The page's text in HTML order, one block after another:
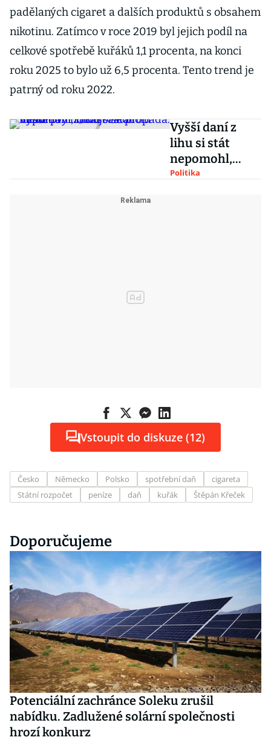
padělaných cigaret a dalších produktů s obsahem
nikotinu. Zatímco v roce 2019 byl jejich podíl na
celkové spotřebě kuřáků 1,1 procenta, na konci
roku 2025 to bylo už 6,5 procenta. Tento trend je
patrný od roku 2022.
Vyšší daní z
lihu si stát
nepomohl,
inkaso se
Politika
Vstoupit do diskuze (12)
Česko Německo Polsko spotřební daň
cigareta
Státní rozpočet
peníze daň kuřák Štěpán Křeček
Doporučujeme
Potenciální zachránce Soleku zrušil
nabídku. Zadlužené solární společnosti
hrozí konkurz